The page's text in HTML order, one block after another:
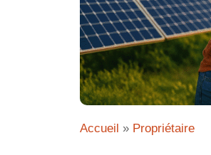
Accueil » Propriétaire